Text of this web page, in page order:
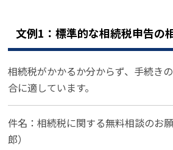
文例1：標準的な相続税申告の
相続税がかかるか分からず、手続き
合に適しています。
件名：相続税に関する無料相談のお
郎）